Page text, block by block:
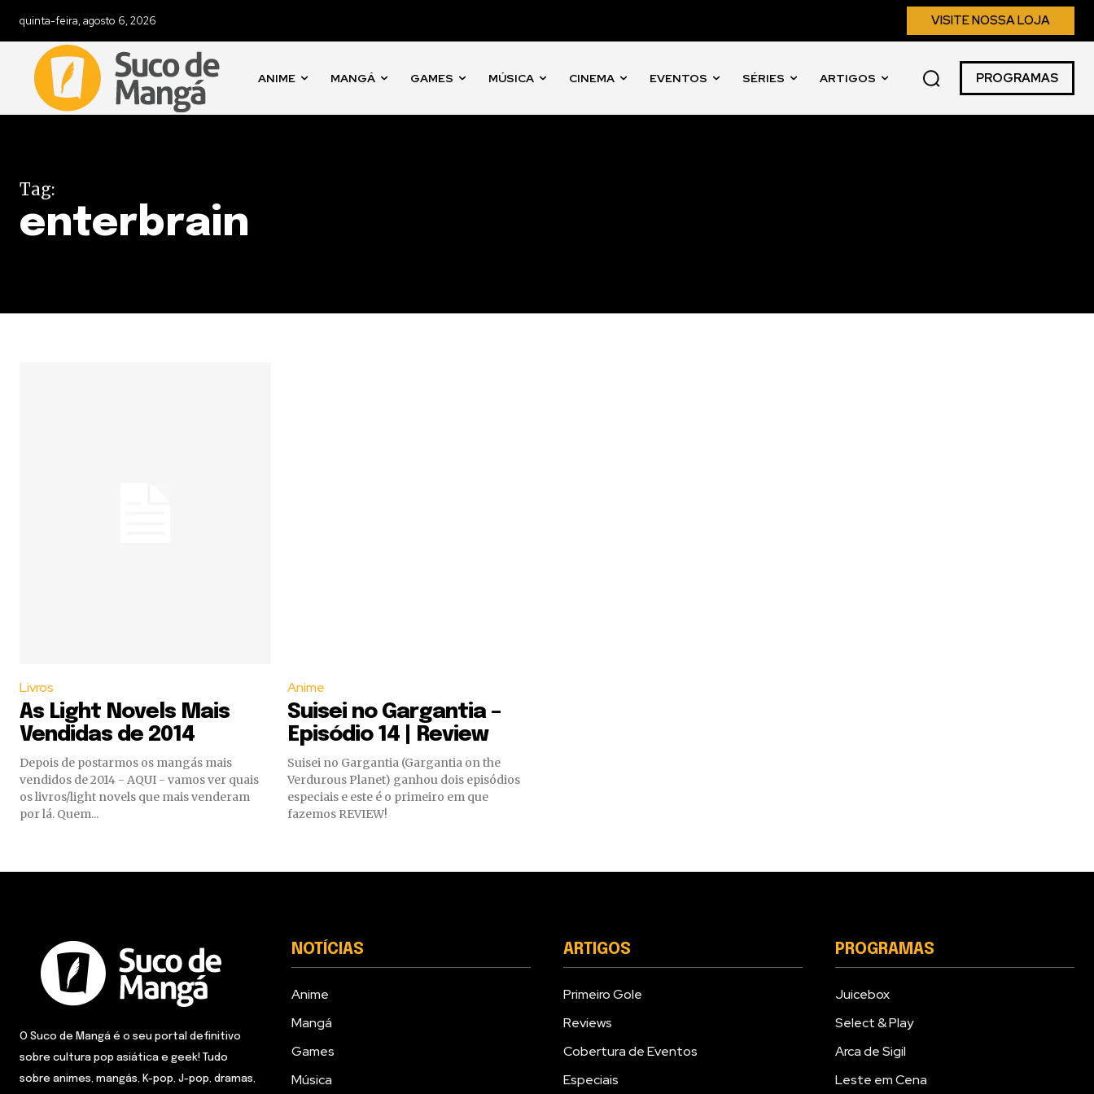
quinta-feira, agosto 6, 2026 VISITE NOSSA LOJA
ANIME MANGÁ GAMES MÚSICA CINEMA EVENTOS SÉRIES ARTIGOS PROGRAMAS
Tag:
enterbrain
Livros
As Light Novels Mais
Vendidas de 2014
Depois de postarmos os mangás mais
vendidos de 2014 - AQUI - vamos ver quais
os livros/light novels que mais venderam
por lá. Quem...
Anime
Suisei no Gargantia –
Episódio 14 | Review
Suisei no Gargantia (Gargantia on the
Verdurous Planet) ganhou dois episódios
especiais e este é o primeiro em que
fazemos REVIEW!
O Suco de Mangá é o seu portal definitivo
sobre cultura pop asiática e geek! Tudo
sobre animes, mangás, K-pop, J-pop, dramas,
NOTÍCIAS
Anime
Mangá
Games
Música
ARTIGOS
Primeiro Gole
Reviews
Cobertura de Eventos
Especiais
PROGRAMAS
Juicebox
Select & Play
Arca de Sigil
Leste em Cena